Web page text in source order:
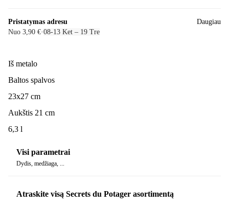
Pristatymas adresu
Nuo 3,90 €·08‑13 Ket – 19 Tre
Daugiau
Iš metalo
Baltos spalvos
23x27 cm
Aukštis 21 cm
6,3 l
Visi parametrai
Dydis, medžiaga, ...
Atraskite visą Secrets du Potager asortimentą